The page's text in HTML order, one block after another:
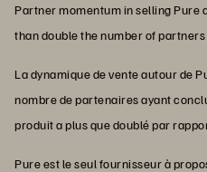
Partner momentum in selling Pure
than double the number of
La dynamique de vente autour de
nombre de partenaires ayant
produit a plus que doublé par
Pure est le seul fournisseur à